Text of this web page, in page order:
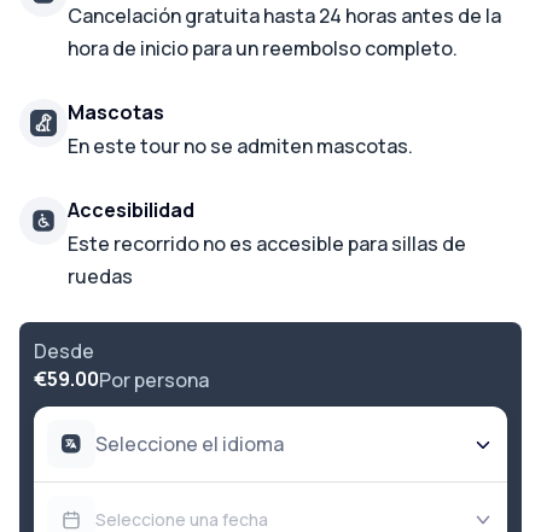
Cancelación gratuita hasta 24 horas antes de la
hora de inicio para un reembolso completo.
Mascotas
En este tour no se admiten mascotas.
Accesibilidad
Este recorrido no es accesible para sillas de
ruedas
Desde
€59.00Por persona
Seleccione el idioma
Seleccione una fecha